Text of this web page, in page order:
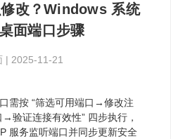
改？Windows 系统
面端口步骤
| 2025-11-21
需按 “筛选可用端口→修改注
验证连接有效性” 四步执行，
服务监听端口并同步更新安全